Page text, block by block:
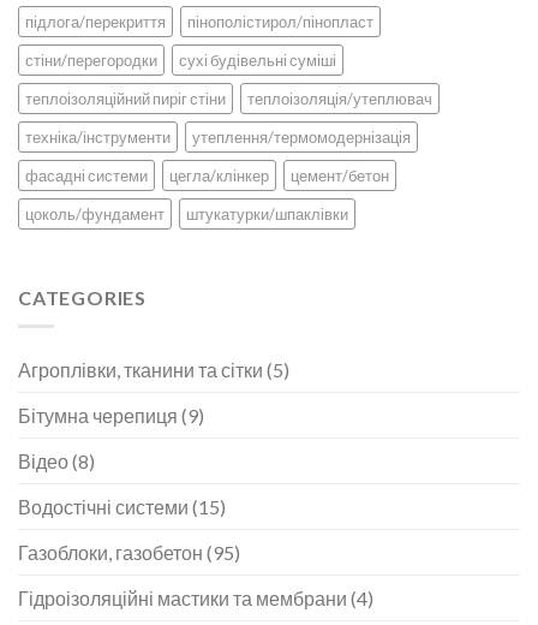
підлога/перекриття
пінополістирол/пінопласт
стіни/перегородки
сухі будівельні суміші
теплоізоляційний пиріг стіни
теплоізоляція/утеплювач
техніка/інструменти
утеплення/термомодернізація
фасадні системи
цегла/клінкер
цемент/бетон
цоколь/фундамент
штукатурки/шпаклівки
CATEGORIES
Агроплівки, тканини та сітки (5)
Бітумна черепиця (9)
Відео(8)
Водостічні системи (15)
Газоблоки, газобетон (95)
Гідроізоляційні мастики та мембрани (4)